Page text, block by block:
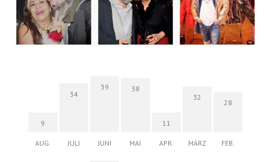
9
AUG.
34
JULI
39
JUNI
38
MAI
11
APR.
32
MÄRZ
28
FEB.